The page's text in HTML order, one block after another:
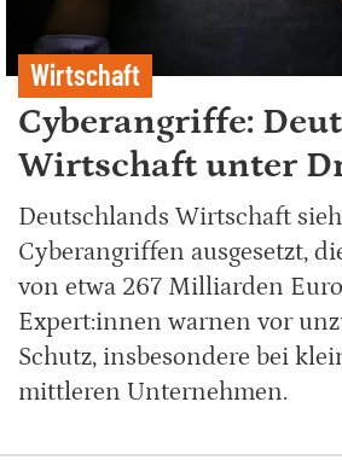
Wirtschaft
Cyberangriffe:
Wirtschaft unter
Deutschlands Wirtschaft
Cyberangriffen ausgesetzt,
von etwa 267 Milliarden
Expert:innen warnen vor
Schutz, insbesondere bei
mittleren Unternehmen.